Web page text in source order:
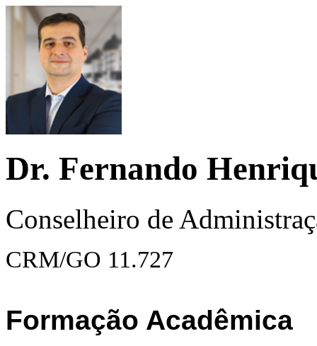
Dr. Fernando
Conselheiro de
CRM/GO 11.727
Formação Acadêmica